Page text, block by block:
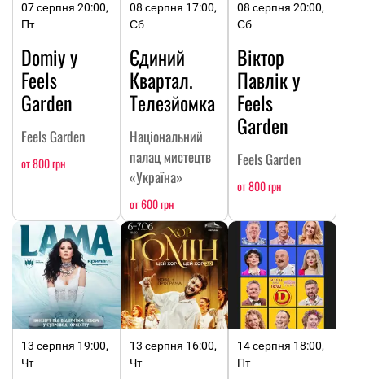
07 серпня 20:00,
Пт
Domiy у
Feels
Garden
Feels Garden
от 800 грн
08 серпня 17:00,
Сб
Єдиний
Квартал.
Телезйомка
Національний
палац мистецтв
«Україна»
от 600 грн
08 серпня 20:00,
Сб
Віктор
Павлік у
Feels
Garden
Feels Garden
от 800 грн
13 серпня 19:00,
Чт
13 серпня 16:00,
Чт
14 серпня 18:00,
Пт